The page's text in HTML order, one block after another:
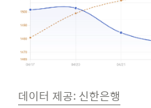
데이터 제공: 신한은행